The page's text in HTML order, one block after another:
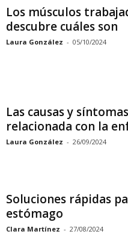
Los músculos
descubre cuáles son
Laura González - 05/10/2024
Las causas y
relacionada con la
Laura González - 26/09/2024
Soluciones rápidas
estómago
Clara Martínez - 27/08/2024